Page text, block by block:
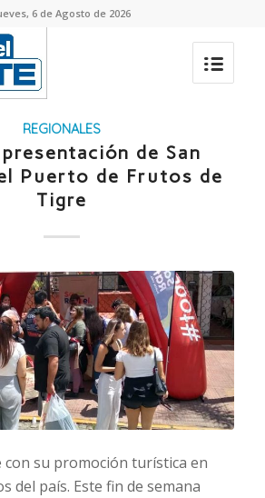
6 de Agosto de 2026
REGIONALES
de San
Puerto de Frutos de
Tigre
con su promoción turística en
del país. Este fin de semana